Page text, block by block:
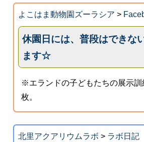
よこはま動物園ズーラシア >
休園日には、普段はできな
ます☆
※エランドの子どもたちの展示訓
枚。
北里アクアリウムラボ > ラボ日記